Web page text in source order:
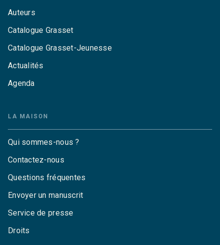
Auteurs
Catalogue Grasset
Catalogue Grasset-Jeunesse
Actualités
Agenda
LA MAISON
Qui sommes-nous ?
Contactez-nous
Questions fréquentes
Envoyer un manuscrit
Service de presse
Droits